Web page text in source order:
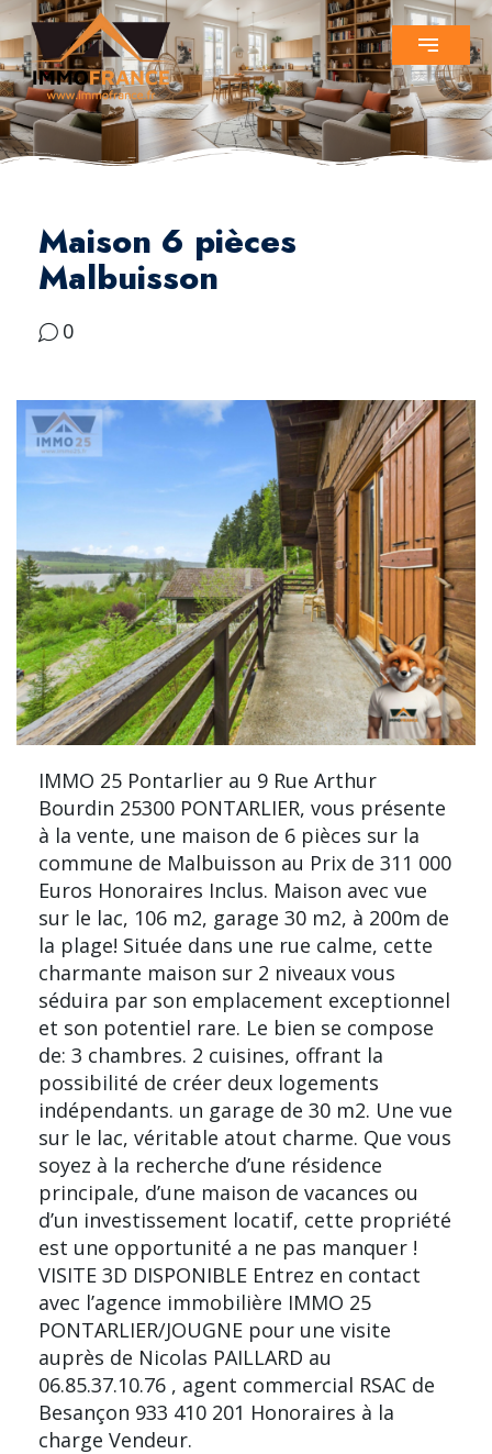
Maison 6 pièces
Malbuisson
0
IMMO 25 Pontarlier au 9 Rue Arthur
Bourdin 25300 PONTARLIER, vous présente
à la vente, une maison de 6 pièces sur la
commune de Malbuisson au Prix de 311 000
Euros Honoraires Inclus. Maison avec vue
sur le lac, 106 m2, garage 30 m2, à 200m de
la plage! Située dans une rue calme, cette
charmante maison sur 2 niveaux vous
séduira par son emplacement exceptionnel
et son potentiel rare. Le bien se compose
de: 3 chambres. 2 cuisines, offrant la
possibilité de créer deux logements
indépendants. un garage de 30 m2. Une vue
sur le lac, véritable atout charme. Que vous
soyez à la recherche d’une résidence
principale, d’une maison de vacances ou
d’un investissement locatif, cette propriété
est une opportunité a ne pas manquer !
VISITE 3D DISPONIBLE Entrez en contact
avec l’agence immobilière IMMO 25
PONTARLIER/JOUGNE pour une visite
auprès de Nicolas PAILLARD au
06.85.37.10.76 , agent commercial RSAC de
Besançon 933 410 201 Honoraires à la
charge Vendeur.